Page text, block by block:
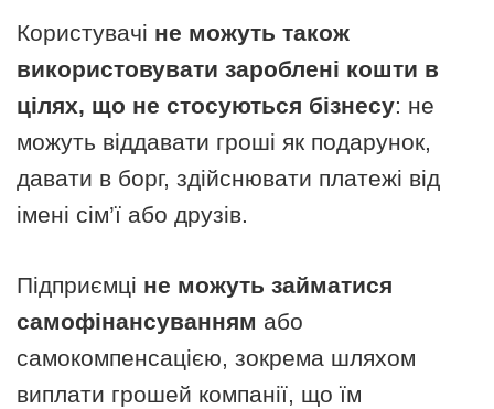
Користувачі не можуть також
використовувати зароблені кошти в
цілях, що не стосуються бізнесу: не
можуть віддавати гроші як подарунок,
давати в борг, здійснювати платежі від
імені сім’ї або друзів.
Підприємці не можуть займатися
самофінансуванням або
самокомпенсацією, зокрема шляхом
виплати грошей компанії, що їм